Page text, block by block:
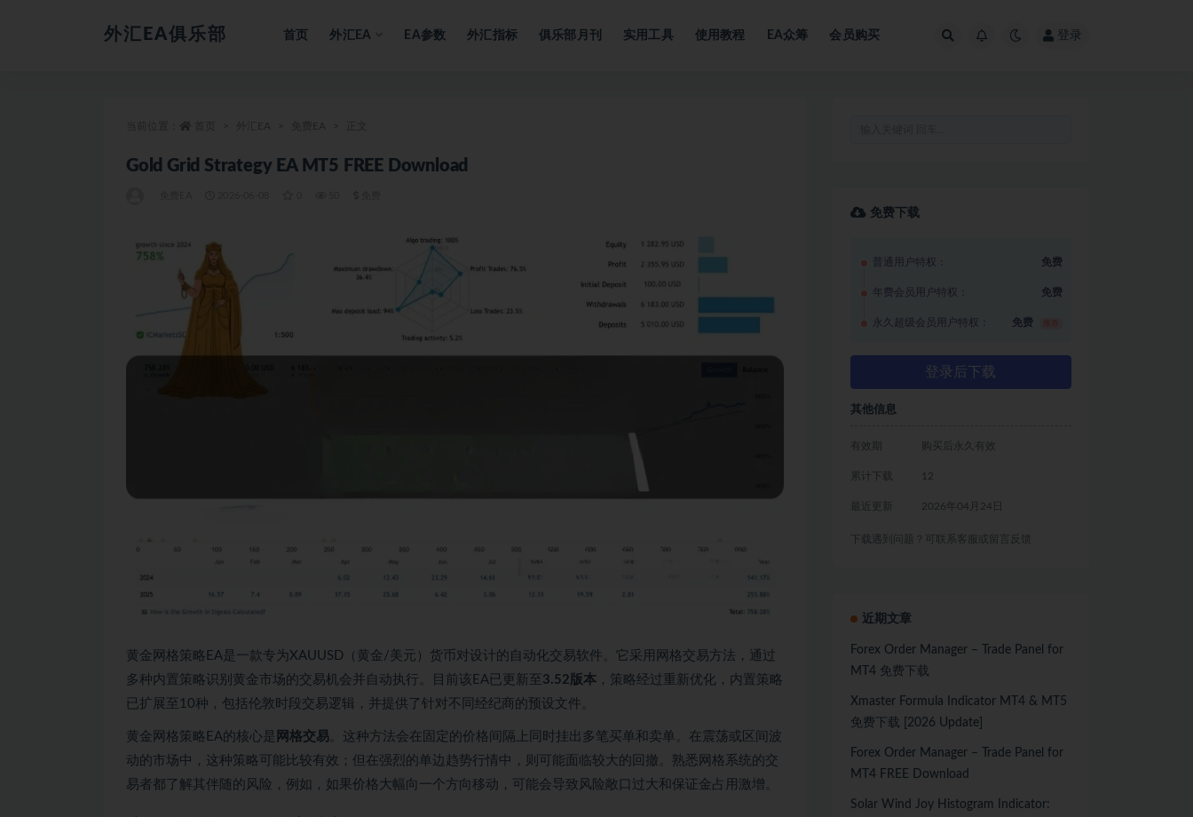
外汇EA俱乐部 首页 外汇EA EA参数 外汇指标 俱乐部月刊 实用工具 使用教程 EA众筹 会员购买 登录
Gold Grid Strategy EA MT5 FREE Download
黄金网格策略EA是一款专为XAUUSD（黄金/美元）货币对设计的自动化交易软件。它采用网格交易方法，通过
多种内置策略识别黄金市场的交易机会并自动执行。目前该EA已更新至 3.52版本 ，策略经过重新优化，内置策略
已扩展至10种，包括伦敦时段交易逻辑，并提供了针对不同经纪商的预设文件。
黄金网格策略EA的核心是 网格交易 。这种方法会在固定的价格间隔上同时挂出多笔买单和卖单。在震荡或区间波
动的市场中，这种策略可能比较有效；但在强烈的单边趋势行情中，则可能面临较大的回撤。熟悉网格系统的交
易者都了解其伴随的风险，例如，如果价格大幅向一个方向移动，可能会导致风险敞口过大和保证金占用激增。
免费下载
普通用户特权： 免费
年费会员用户特权： 免费
永久超级会员用户特权： 免费
登录后下载
其他信息
有效期 购买后永久有效
累计下载 12
最近更新 2026年04月24日
下载遇到问题？可联系客服或留言反馈
近期文章
Forex Order Manager – Trade Panel for
MT4 免费下载
Xmaster Formula Indicator MT4 & MT5
免费下载 [2026 Update]
Forex Order Manager – Trade Panel for
MT4 FREE Download
Solar Wind Joy Histogram Indicator: